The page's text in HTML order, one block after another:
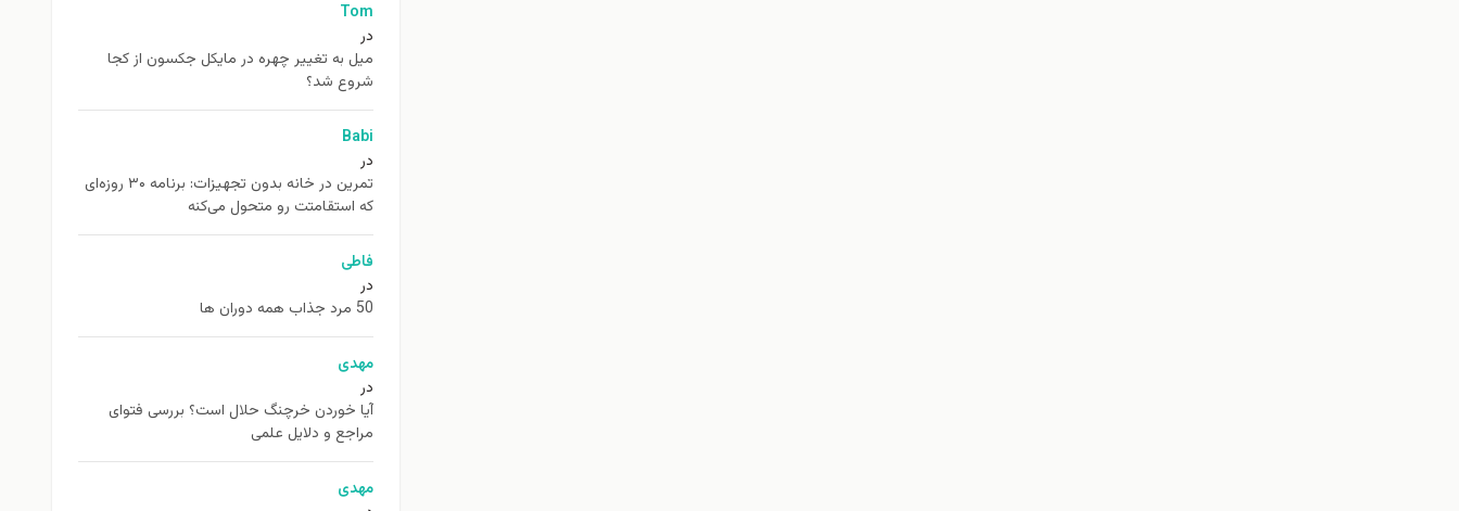
Tom
در
ميل به تغيير چهره در مایکل جکسون از كجا
شروع شد؟
Babi
در
تمرین در خانه بدون تجهیزات: برنامه ۳۰ روزه‌ای
که استقامتت رو متحول می‌کنه
فاطی
در
50 مرد جذاب همه دوران ها
مهدی
در
آیا خوردن خرچنگ حلال است؟ بررسی فتوای
مراجع و دلایل علمی
مهدی